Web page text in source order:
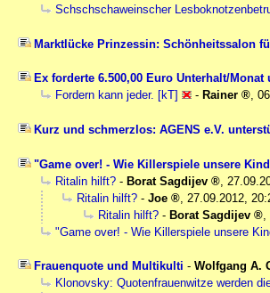
Schschschaweinscher
Marktlücke Prinzessin: Schönheitssalon
Ex forderte 6.500,00 Euro Unterhalt/
Fordern kann jeder. [kT]
- Rainer ,
Kurz und schmerzlos: AGENS e.V.
"Game over! - Wie Killerspiele unsere
Ritalin hilft? - Borat Sagdijev
Ritalin hilft? - Joe
27.09.2012,
Ritalin hilft? - Borat Sagdijev
"Game over! - Wie Killerspiele unsere
Frauenquote und Multikulti - Wolfgang A.
Klonovsky: Quotenfrauenwitze werden